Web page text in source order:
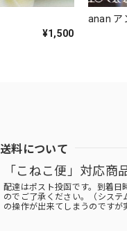
¥1,500
anan ア
送料について
「こねこ便」対応商
配達はポスト投函です。到着日
のでご了承ください。（シス
の操作が出来てしまうのですが